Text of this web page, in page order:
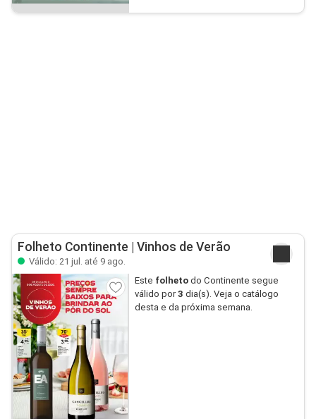
Folheto Continente | Vinhos de Verão
Válido: 21 jul. até 9 ago.
Este folhetodo Continente segue
válido por3 dia(s). Veja o catálogo
desta e da próxima semana.